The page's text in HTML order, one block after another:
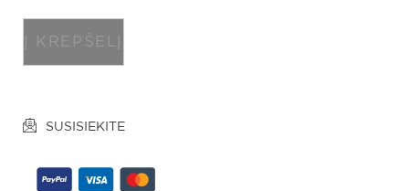
Į KREPŠELĮ
SUSISIEKITE